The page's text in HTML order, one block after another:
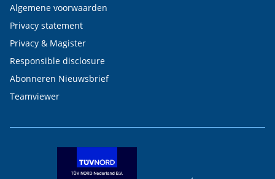
Algemene voorwaarden
Privacy statement
Privacy & Magister
Responsible disclosure
Abonneren Nieuwsbrief
Teamviewer